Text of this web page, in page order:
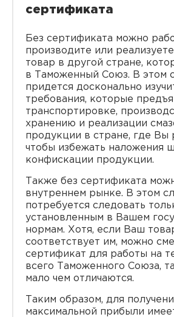
сертификата
Без сертификата можно
производите или
товар в другой стране,
в Таможенный Союз. В этом
придется досконально
требования, которые
транспортировке,
хранению и реализации
продукции в стране, где Вы
чтобы избежать наложения
конфискации продукции.
Также без сертификата
внутреннем рынке. В этом
потребуется следовать
установленным в Вашем
нормам. Хотя, если Ваш
соответствует им, можно
сертификат для работы на
всего Таможенного Союза,
мало чем отличаются.
Таким образом, для
максимальной прибыли